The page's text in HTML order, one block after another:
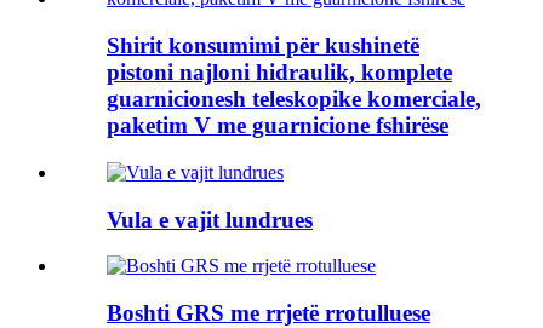
Shirit konsumimi për kushinetë
pistoni najloni hidraulik, komplete
guarnicionesh teleskopike komerciale,
paketim V me guarnicione fshirëse
Vula e vajit lundrues
Boshti GRS me rrjetë rrotulluese